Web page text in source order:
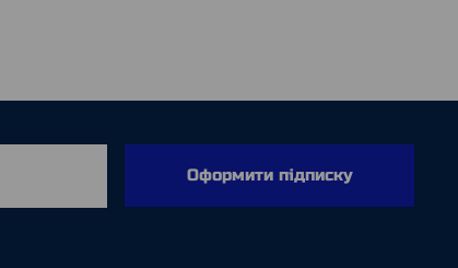
Оформити підписку